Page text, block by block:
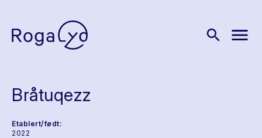
search menu
Bråtuqezz
Etablert/født:
2022